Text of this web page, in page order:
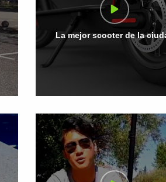
La mejor scooter de la